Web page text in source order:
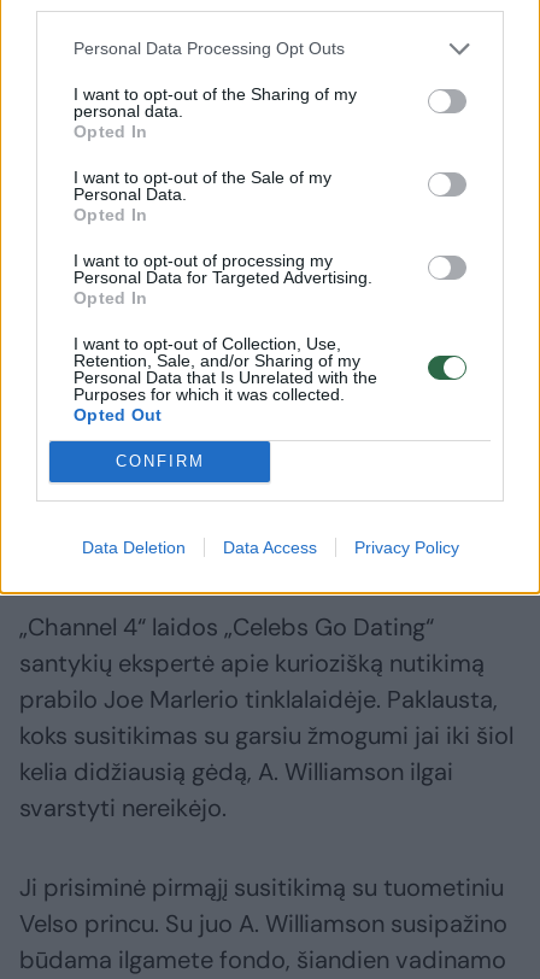
Personal Data Processing Opt Outs
I want to opt-out of the Sharing of my
personal data.
Opted In
I want to opt-out of the Sale of my
Personal Data.
Opted In
I want to opt-out of processing my
Personal Data for Targeted Advertising.
Opted In
I want to opt-out of Collection, Use,
Retention, Sale, and/or Sharing of my
Personal Data that Is Unrelated with the
Purposes for which it was collected.
Opted Out
CONFIRM
Data Deletion Data Access Privacy Policy
Televizijos žvaigždė Anna Williamson
pateko susitikusi su karaliumi Karoliu III.
Pirmoji jų pažintis moteriai įsiminė ilgam –
ji ne tik užgriuvo monarchą, bet ir netyčia
išspjovė jam į veidą maisto.
„Channel 4“ laidos „Celebs Go Dating“
santykių ekspertė apie kuriozišką nutikimą
prabilo Joe Marlerio tinklalaidėje. Paklausta,
koks susitikimas su garsiu žmogumi jai iki šiol
kelia didžiausią gėdą, A. Williamson ilgai
svarstyti nereikėjo.
Ji prisiminė pirmąjį susitikimą su tuometiniu
Velso princu. Su juo A. Williamson susipažino
būdama ilgamete fondo, šiandien vadinamo